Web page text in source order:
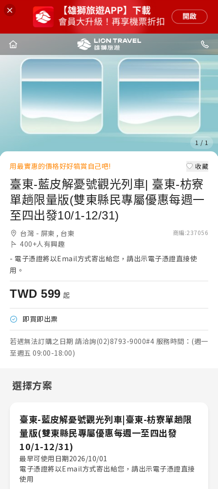
1 / 1
用最實惠的價格好好犒賞自己吧! 收藏
臺東-藍皮解憂號觀光列車| 臺東-枋寮
單趟限量版(雙東縣民專屬優惠每週一
至四出發10/1-12/31)
台灣 - 屏東 , 台東
400+人有興趣
商編:237056
- 電子憑證將以Email方式寄出給您，請出示電子憑證直接使
用。
TWD 599 起
即買即出票
若遇無法訂購之日期 請洽詢(02)8793-9000#4 服務時間：(週一
至週五 09:00-18:00)
選擇方案
臺東-藍皮解憂號觀光列車|臺東-枋寮單趟限
量版(雙東縣民專屬優惠每週一至四出發
10/1-12/31)
最早可使用日期2026/10/01
電子憑證將以Email方式寄出給您，請出示電子憑證直接
使用